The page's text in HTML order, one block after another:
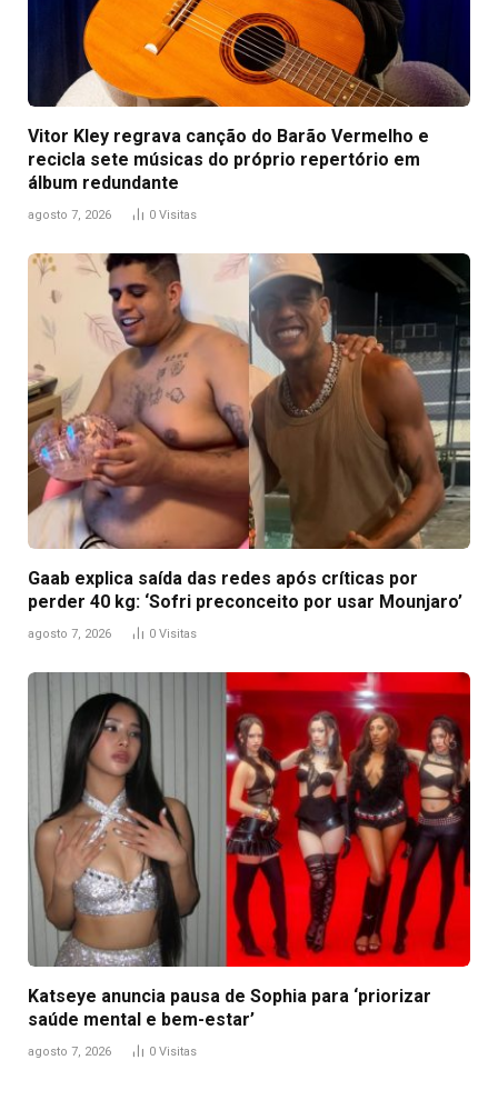
Vitor Kley regrava canção do Barão Vermelho e
recicla sete músicas do próprio repertório em
álbum redundante
agosto 7, 2026 0 Visitas
Gaab explica saída das redes após críticas por
perder 40 kg: ‘Sofri preconceito por usar Mounjaro’
agosto 7, 2026 0 Visitas
Katseye anuncia pausa de Sophia para ‘priorizar
saúde mental e bem-estar’
agosto 7, 2026 0 Visitas